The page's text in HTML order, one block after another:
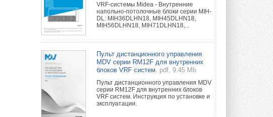
VRF-системы Midea - Внутренние
напольно-потолочные блоки серии MIH-
DL: MIH36DLHN18, MIH45DLHN18,
MIH56DLHN18, MIH71DLHN18,...
Пульт дистанционного управления
MDV серии RM12F для внутренних
блоков VRF систем.
pdf, 9.45 Mb
Пульт дистанционного управления MDV
серии RM12F для внутренних блоков
VRF систем. Инструкция по установке и
эксплуатации.